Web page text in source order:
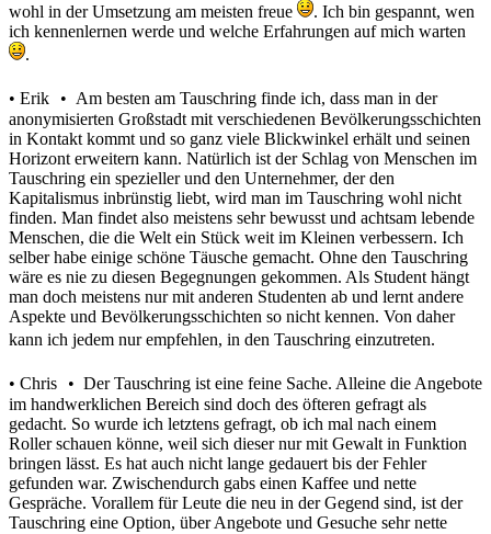
wohl in der Umsetzung am meisten freue
. Ich bin gespannt, wen
ich kennenlernen werde und welche Erfahrungen auf mich warten
.
• Erik • Am besten am Tauschring finde ich, dass man in der
anonymisierten Großstadt mit verschiedenen Bevölkerungsschichten
in Kontakt kommt und so ganz viele Blickwinkel erhält und seinen
Horizont erweitern kann. Natürlich ist der Schlag von Menschen im
Tauschring ein spezieller und den Unternehmer, der den
Kapitalismus inbrünstig liebt, wird man im Tauschring wohl nicht
finden. Man findet also meistens sehr bewusst und achtsam lebende
Menschen, die die Welt ein Stück weit im Kleinen verbessern. Ich
selber habe einige schöne Täusche gemacht. Ohne den Tauschring
wäre es nie zu diesen Begegnungen gekommen. Als Student hängt
man doch meistens nur mit anderen Studenten ab und lernt andere
Aspekte und Bevölkerungsschichten so nicht kennen. Von daher
kann ich jedem nur empfehlen, in den Tauschring einzutreten.
• Chris • Der Tauschring ist eine feine Sache. Alleine die Angebote
im handwerklichen Bereich sind doch des öfteren gefragt als
gedacht. So wurde ich letztens gefragt, ob ich mal nach einem
Roller schauen könne, weil sich dieser nur mit Gewalt in Funktion
bringen lässt. Es hat auch nicht lange gedauert bis der Fehler
gefunden war. Zwischendurch gabs einen Kaffee und nette
Gespräche. Vorallem für Leute die neu in der Gegend sind, ist der
Tauschring eine Option, über Angebote und Gesuche sehr nette